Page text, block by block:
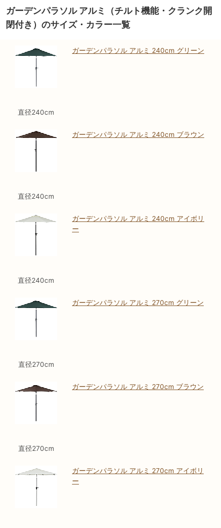
ガーデンパラソル アルミ（チルト機能・クランク開
閉付き）のサイズ・カラー一覧
直径240cm
ガーデンパラソル アルミ 240cm グリーン
直径240cm
ガーデンパラソル アルミ 240cm ブラウン
直径240cm
ガーデンパラソル アルミ 240cm アイボリ
ー
直径270cm
ガーデンパラソル アルミ 270cm グリーン
直径270cm
ガーデンパラソル アルミ 270cm ブラウン
ガーデンパラソル アルミ 270cm アイボリ
ー